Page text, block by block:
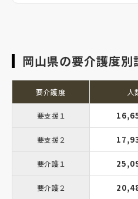
岡山県の要介護度別
要介護度 人
要支援１
要支援２
要介護１
要介護２